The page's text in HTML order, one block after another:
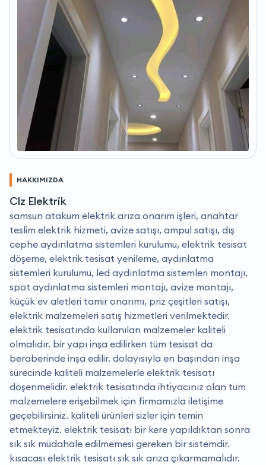
HAKKIMIZDA
Clz Elektrik
samsun atakum elektrik arıza onarım işleri, anahtar
teslim elektrik hizmeti, avize satışı, ampul satışı, dış
cephe aydınlatma sistemleri kurulumu, elektrik tesisat
döşeme, elektrik tesisat yenileme, aydınlatma
sistemleri kurulumu, led aydınlatma sistemleri montajı,
spot aydınlatma sistemleri montajı, avize montajı,
küçük ev aletleri tamir onarımı, priz çeşitleri satışı,
elektrik malzemeleri satış hizmetleri verilmektedir.
elektrik tesisatında kullanılan malzemeler kaliteli
olmalıdır. bir yapı inşa edilirken tüm tesisat da
beraberinde inşa edilir. dolayısıyla en başından inşa
sürecinde kaliteli malzemelerle elektrik tesisatı
döşenmelidir. elektrik tesisatında ihtiyacınız olan tüm
malzemelere erişebilmek için firmamızla iletişime
geçebilirsiniz. kaliteli ürünleri sizler için temin
etmekteyiz. elektrik tesisatı bir kere yapıldıktan sonra
sık sık müdahale edilmemesi gereken bir sistemdir.
kısacası elektrik tesisatı sık sık arıza çıkarmamalıdır.